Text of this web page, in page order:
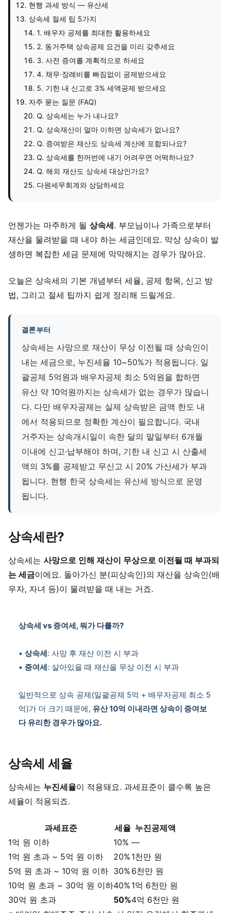
현행 과세 방식 — 유산세
상속세 절세 팁 5가지
1. 배우자 공제를 최대한 활용하세요
2. 동거주택 상속공제 요건을 미리 갖추세요
3. 사전 증여를 계획적으로 하세요
4. 채무·장례비를 빠짐없이 공제받으세요
5. 기한 내 신고로 3% 세액공제 받으세요
자주 묻는 질문 (FAQ)
Q. 상속세는 누가 내나요?
Q. 상속재산이 얼마 이하면 상속세가 없나요?
Q. 증여받은 재산도 상속세 계산에 포함되나요?
Q. 상속세를 한꺼번에 내기 어려우면 어떡하나요?
Q. 해외 재산도 상속세 대상인가요?
다원세무회계와 상담하세요
언젠가는 마주하게 될 상속세. 부모님이나 가족으로부터
재산을 물려받을 때 내야 하는 세금인데요. 막상 상속이 발
생하면 복잡한 세금 문제에 막막해지는 경우가 많아요.
오늘은 상속세의 기본 개념부터 세율, 공제 항목, 신고 방
법, 그리고 절세 팁까지 쉽게 정리해 드릴게요.
결론부터
상속세는 사망으로 재산이 무상 이전될 때 상속인이
내는 세금으로, 누진세율 10~50%가 적용됩니다. 일
괄공제 5억원과 배우자공제 최소 5억원을 합하면
유산 약 10억원까지는 상속세가 없는 경우가 많습니
다. 다만 배우자공제는 실제 상속받은 금액 한도 내
에서 적용되므로 정확한 계산이 필요합니다. 국내
거주자는 상속개시일이 속한 달의 말일부터 6개월
이내에 신고·납부해야 하며, 기한 내 신고 시 산출세
액의 3%를 공제받고 무신고 시 20% 가산세가 부과
됩니다. 현행 한국 상속세는 유산세 방식으로 운영
됩니다.
상속세란?
상속세는 사망으로 인해 재산이 무상으로 이전될 때 부과되
는 세금이에요. 돌아가신 분(피상속인)의 재산을 상속인(배
우자, 자녀 등)이 물려받을 때 내는 거죠.
상속세 vs 증여세, 뭐가 다를까?
• 상속세: 사망 후 재산 이전 시 부과
• 증여세: 살아있을 때 재산을 무상 이전 시 부과
일반적으로 상속 공제(일괄공제 5억 + 배우자공제 최소 5
억)가 더 크기 때문에, 유산 10억 이내라면 상속이 증여보
다 유리한 경우가 많아요.
상속세 세율
상속세는 누진세율이 적용돼요. 과세표준이 클수록 높은
세율이 적용되죠.
과세표준 세율 누진공제액
1억 원 이하
10% —
1억 원 초과 ~ 5억 원 이하
20% 1천만 원
5억 원 초과 ~ 10억 원 이하 30% 6천만 원
10억 원 초과 ~ 30억 원 이하40% 1억 6천만 원
30억 원 초과
50%4억 6천만 원